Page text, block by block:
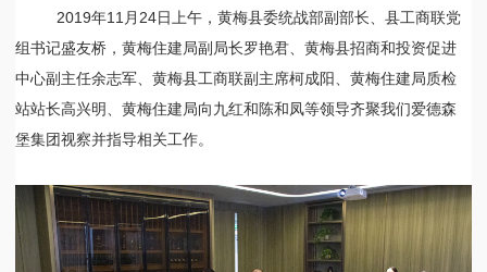
2019年11月24日上午，黄梅县委统战部副部长、县工商联党
组书记盛友桥，黄梅住建局副局长罗艳君、黄梅县招商和投资促进
中心副主任余志军、黄梅县工商联副主席柯成阳、黄梅住建局质检
站站长高兴明、黄梅住建局向九红和陈和凤等领导齐聚我们爱德森
堡集团视察并指导相关工作。